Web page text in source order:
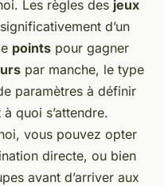
Les règles des jeux
d’un
points pour gagner
par manche, le type
paramètres à définir
quoi s’attendre.
vous pouvez opter
directe, ou bien
avant d’arriver aux